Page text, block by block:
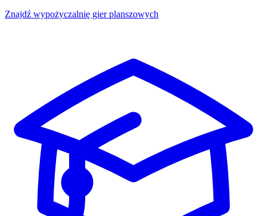
Znajdź wypożyczalnię gier planszowych